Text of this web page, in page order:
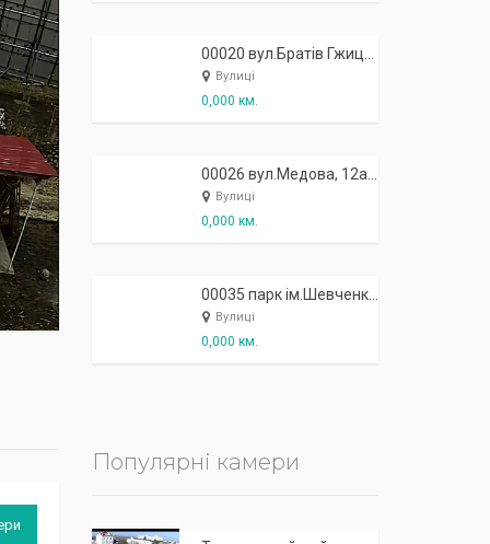
Вулиці
0,000 км.
Вулиці
0,000 км.
00035 парк ім.Шевченка - алейка вздовж внутрішнього озерця
Вулиці
0,000 км.
Популярні камери